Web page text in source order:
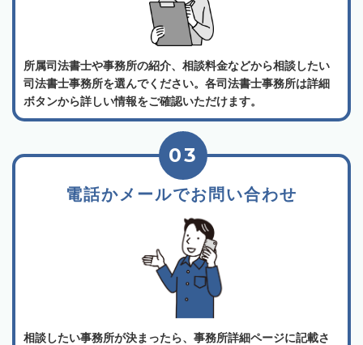
所属司法書士や事務所の紹介、相談料金などから相談したい
司法書士事務所を選んでください。各司法書士事務所は詳細
ボタンから詳しい情報をご確認いただけます。
電話かメールでお問い合わせ
03
相談したい事務所が決まったら、事務所詳細ページに記載さ